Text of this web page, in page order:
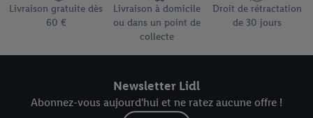
Livraison gratuite dès
60 €
Livraison à domicile
ou dans un point de
collecte
Droit de rétractation
de 30 jours
Newsletter Lidl
Abonnez-vous aujourd'hui et ne ratez aucune offre !